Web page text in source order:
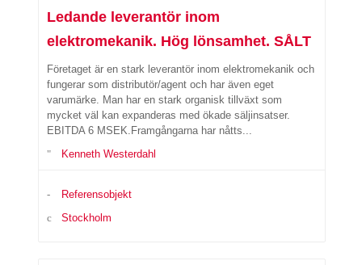
Ledande leverantör inom
elektromekanik. Hög lönsamhet. SÅLT
Företaget är en stark leverantör inom elektromekanik och
fungerar som distributör/agent och har även eget
varumärke. Man har en stark organisk tillväxt som
mycket väl kan expanderas med ökade säljinsatser.
EBITDA 6 MSEK.Framgångarna har nåtts...
Kenneth Westerdahl
Referensobjekt
Stockholm